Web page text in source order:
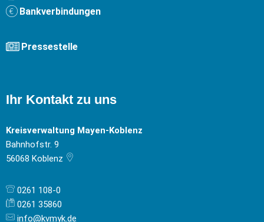
Bankverbindungen
Pressestelle
Ihr Kontakt zu uns
Kreisverwaltung Mayen-Koblenz
Bahnhofstr. 9
56068 Koblenz
0261 108-0
0261 35860
info@kvmyk.de